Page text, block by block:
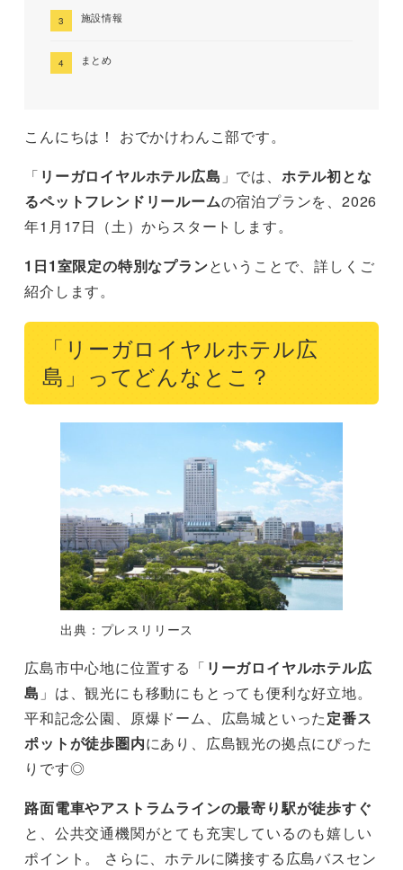
施設情報
まとめ
こんにちは！ おでかけわんこ部です。
「 リーガロイヤルホテル広島 」では、 ホテル初とな
るペットフレンドリールームの宿泊プランを、2026
年1月17日（土）からスタートします。
1日1室限定の特別なプランということで、詳しくご
紹介します。
「リーガロイヤルホテル広
島」ってどんなとこ？
出典：プレスリリース
広島市中心地に位置する「 リーガロイヤルホテル広
島 」は、観光にも移動にもとっても便利な好立地。
平和記念公園、原爆ドーム、広島城といった定番ス
ポットが徒歩圏内にあり、広島観光の拠点にぴった
りです◎
路面電車やアストラムラインの最寄り駅が徒歩すぐ
と、公共交通機関がとても充実しているのも嬉しい
ポイント。 さらに、ホテルに隣接する広島バスセン